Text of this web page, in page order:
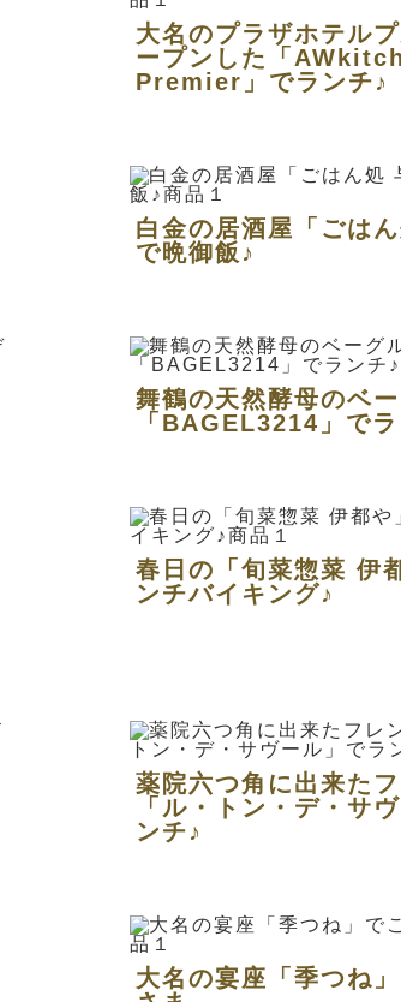
大名のプラザホテル
ープンした「
Premier」でランチ♪
白金の居酒屋「ごはん
で晩御飯♪
舞鶴の天然酵母のベ
「BAGEL3214」でラ
春日の「旬菜惣菜 伊
ンチバイキング♪
薬院六つ角に出来た
「ル・トン・デ・サ
ンチ♪
大名の宴座「季つね